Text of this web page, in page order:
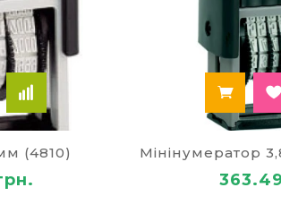
оснастка для
та «оснащення» плутають.
для печатки без друкуючого
з чорнилом або з уже
подушку. Це дозволяє
(4810)